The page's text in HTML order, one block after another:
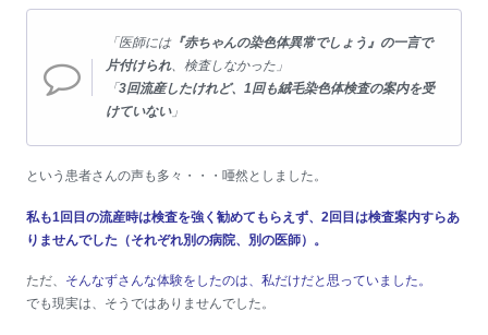
「医師には『赤ちゃんの染色体異常でしょう』の一言で
片付けられ、検査しなかった」
「3回流産したけれど、1回も絨毛染色体検査の案内を受
けていない」
という患者さんの声も多々・・・唖然としました。
私も1回目の流産時は検査を強く勧めてもらえず、2回目は検査案内すらあ
りませんでした （それぞれ別の病院、別の医師）。
ただ、 そんなずさんな体験をしたのは、私だけだと思っていました。
でも現実は、そうではありませんでした。